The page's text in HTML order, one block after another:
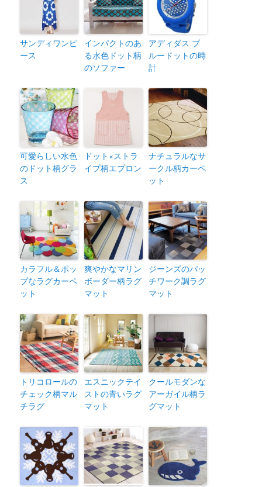
サンディワンピ
ース
インパクトのあ
る水色ドット柄
のソファー
アディダス ブ
ルードットの時
計
可愛らしい水色
のドット柄グラ
ス
ドット×ストラ
イプ柄エプロン
ナチュラルなサ
ークル柄カーペ
ット
カラフル＆ポッ
プなラグカーペ
ット
爽やかなマリン
ボーダー柄ラグ
マット
ジーンズのパッ
チワーク調ラグ
マット
トリコロールの
チェック柄マル
チラグ
エスニックテイ
ストの青いラグ
マット
クールモダンな
アーガイル柄ラ
グマット